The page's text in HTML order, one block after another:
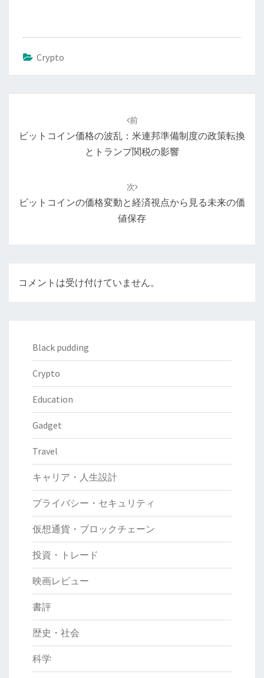
Crypto
ナ
ョ
前
ビットコイン価格の波乱：米連邦準備制度の政策転換
とトランプ関税の影響
次
ビットコインの価格変動と経済視点から見る未来の価
値保存
コメントは受け付けていません。
Black pudding
Crypto
Education
Gadget
Travel
キャリア・人生設計
プライバシー・セキュリティ
仮想通貨・ブロックチェーン
投資・トレード
映画レビュー
書評
歴史・社会
科学